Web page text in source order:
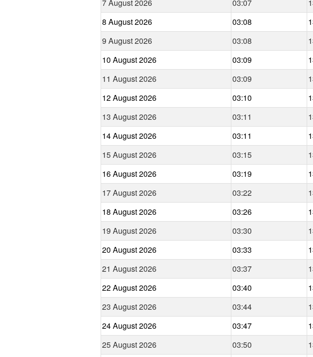
7 August 2026
03:07
8 August 2026
03:08
9 August 2026
03:08
10 August 2026
03:09
11 August 2026
03:09
12 August 2026
03:10
13 August 2026
03:11
14 August 2026
03:11
15 August 2026
03:15
16 August 2026
03:19
17 August 2026
03:22
18 August 2026
03:26
19 August 2026
03:30
20 August 2026
03:33
21 August 2026
03:37
22 August 2026
03:40
23 August 2026
03:44
24 August 2026
03:47
25 August 2026
03:50